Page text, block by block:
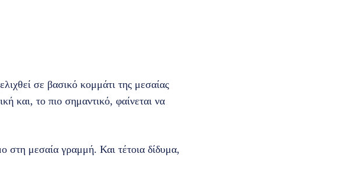
σε βασικό κομμάτι της μεσαίας
και, το πιο σημαντικό, φαίνεται να
στη μεσαία γραμμή. Και τέτοια δίδυμα,